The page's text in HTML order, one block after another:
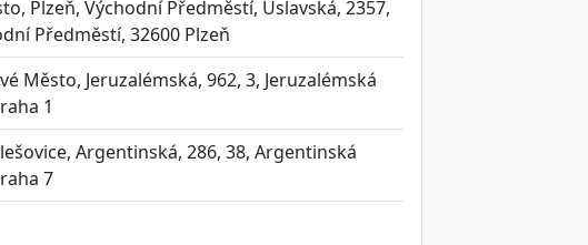
Plzeň, Východní Předměstí, Úslavská, 2357,
Předměstí, 32600 Plzeň
Město, Jeruzalémská, 962, 3, Jeruzalémská
1
Argentinská, 286, 38, Argentinská
7